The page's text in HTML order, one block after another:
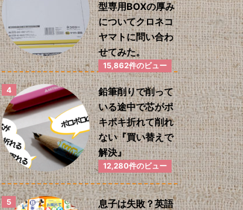
型専用BOXの厚み
についてクロネコ
ヤマトに問い合わ
せてみた。
15,862件のビュー
鉛筆削りで削って
いる途中で芯がポ
キポキ折れて削れ
ない『買い替えで
解決』
12,280件のビュー
息子は失敗？英語